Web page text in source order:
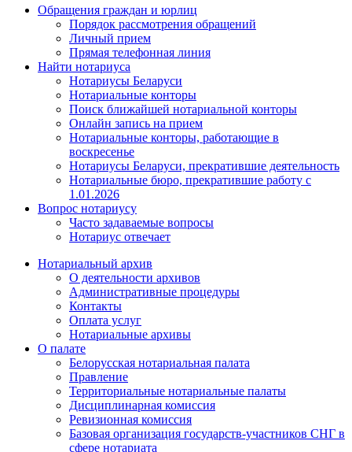
Обращения граждан и юрлиц
Порядок рассмотрения обращений
Личный прием
Прямая телефонная линия
Найти нотариуса
Нотариусы Беларуси
Нотариальные конторы
Поиск ближайшей нотариальной конторы
Онлайн запись на прием
Нотариальные конторы, работающие в
воскресенье
Нотариусы Беларуси, прекратившие деятельность
Нотариальные бюро, прекратившие работу с
1.01.2026
Вопрос нотариусу
Часто задаваемые вопросы
Нотариус отвечает
Нотариальный архив
О деятельности архивов
Административные процедуры
Контакты
Оплата услуг
Нотариальные архивы
О палате
Белорусская нотариальная палата
Правление
Территориальные нотариальные палаты
Дисциплинарная комиссия
Ревизионная комиссия
Базовая организация государств-участников СНГ в
сфере нотариата